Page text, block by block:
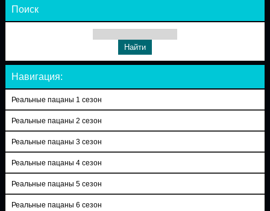
Поиск
Навигация:
Реальные пацаны 1 сезон
Реальные пацаны 2 сезон
Реальные пацаны 3 сезон
Реальные пацаны 4 сезон
Реальные пацаны 5 сезон
Реальные пацаны 6 сезон